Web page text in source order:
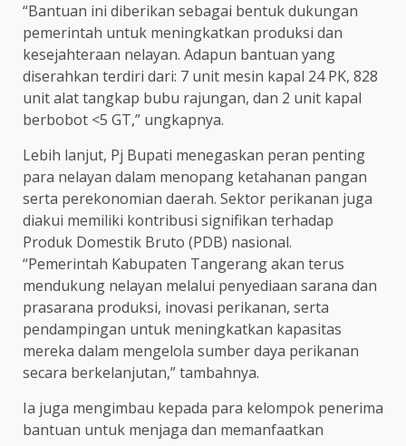
“Bantuan ini diberikan sebagai bentuk dukungan
pemerintah untuk meningkatkan produksi dan
kesejahteraan nelayan. Adapun bantuan yang
diserahkan terdiri dari: 7 unit mesin kapal 24 PK, 828
unit alat tangkap bubu rajungan, dan 2 unit kapal
berbobot <5 GT,” ungkapnya.
Lebih lanjut, Pj Bupati menegaskan peran penting
para nelayan dalam menopang ketahanan pangan
serta perekonomian daerah. Sektor perikanan juga
diakui memiliki kontribusi signifikan terhadap
Produk Domestik Bruto (PDB) nasional.
“Pemerintah Kabupaten Tangerang akan terus
mendukung nelayan melalui penyediaan sarana dan
prasarana produksi, inovasi perikanan, serta
pendampingan untuk meningkatkan kapasitas
mereka dalam mengelola sumber daya perikanan
secara berkelanjutan,” tambahnya.
Ia juga mengimbau kepada para kelompok penerima
bantuan untuk menjaga dan memanfaatkan